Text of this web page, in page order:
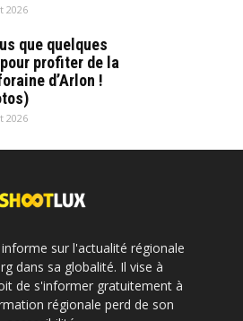
2026
que quelques
profiter de la
d’Arlon !
2026
sur l'actualité régionale
dans sa globalité. Il vise à
de s'informer gratuitement à
régionale perd de son